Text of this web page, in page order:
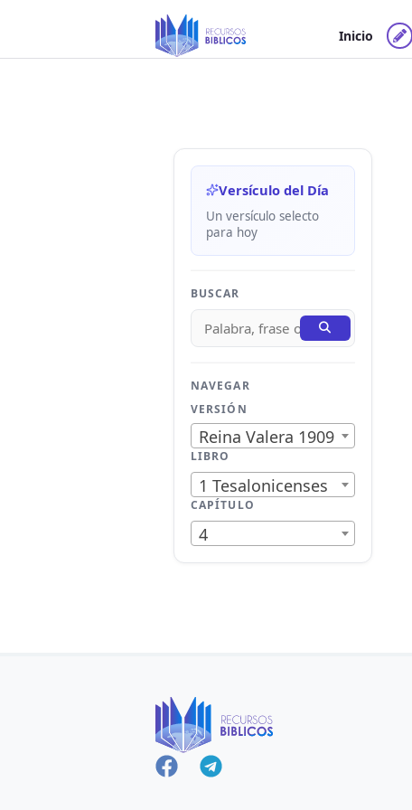
contenido
Inicio
Versículo del Día
Un versículo selecto
para hoy
BUSCAR
NAVEGAR
VERSIÓN
Reina Valera 1909
LIBRO
1 Tesalonicenses
CAPÍTULO
4